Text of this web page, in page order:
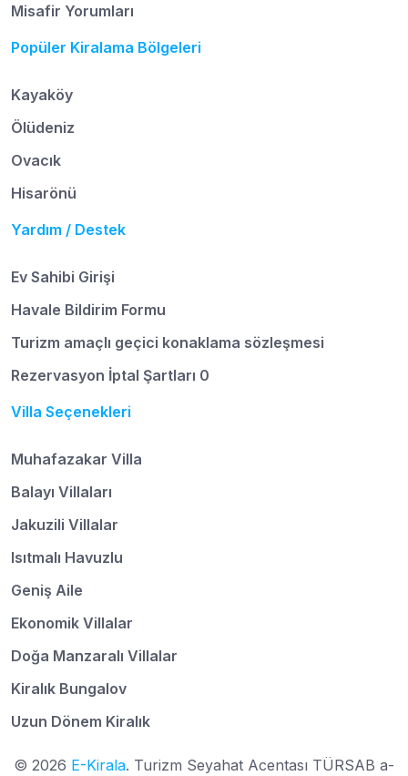
Misafir Yorumları
Popüler Kiralama Bölgeleri
Kayaköy
Ölüdeniz
Ovacık
Hisarönü
Yardım / Destek
Ev Sahibi Girişi
Havale Bildirim Formu
Turizm amaçlı geçici konaklama sözleşmesi
Rezervasyon İptal Şartları 0
Villa Seçenekleri
Muhafazakar Villa
Balayı Villaları
Jakuzili Villalar
Isıtmalı Havuzlu
Geniş Aile
Ekonomik Villalar
Doğa Manzaralı Villalar
Kiralık Bungalov
Uzun Dönem Kiralık
© 2026 E-Kirala. Turizm Seyahat Acentası TÜRSAB a-